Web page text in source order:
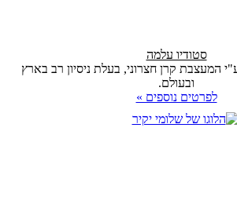
סטודיו עלמה
המעצבת קרן חצרוני, בעלת ניסיון רב בארץ
ובעולם.
לפרטים נוספים »